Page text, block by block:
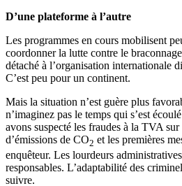
D’une plateforme à l’autre
Les programmes en cours mobilisent
coordonner la lutte contre le
détaché à l’organisation internationale
C’est peu pour un continent.
Mais la situation n’est guère plus
n’imaginez pas le temps qui s’est
avons suspecté les fraudes à la TVA sur
d’émissions de CO2 et les premières
enquêteur. Les lourdeurs
responsables. L’adaptabilité des
suivre.